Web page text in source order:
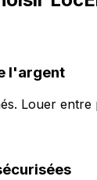
l'argent
Louer